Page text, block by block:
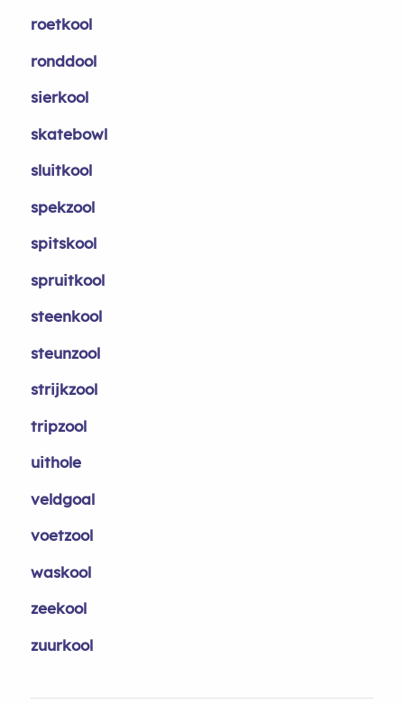
roetkool
ronddool
sierkool
skatebowl
sluitkool
spekzool
spitskool
spruitkool
steenkool
steunzool
strijkzool
tripzool
uithole
veldgoal
voetzool
waskool
zeekool
zuurkool